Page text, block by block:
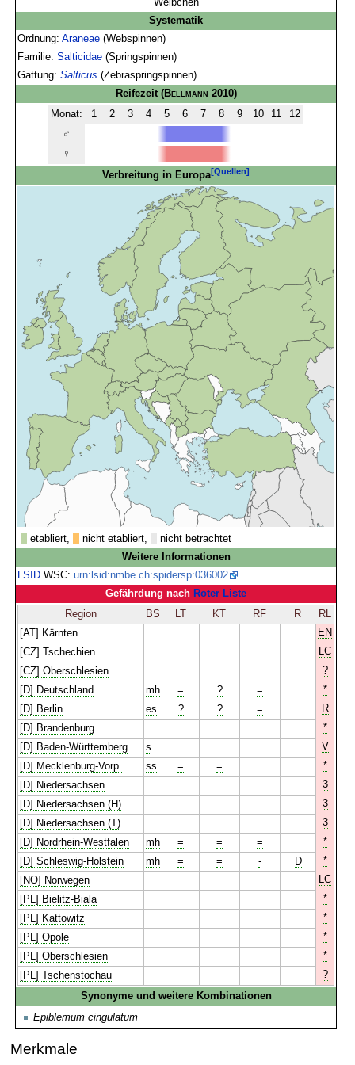
Systematik
Ordnung:Araneae (Webspinnen)
Familie:Salticidae (Springspinnen)
Gattung:Salticus (Zebraspringspinnen)
Reifezeit (Bellmann 2010)
Monat:
1 2 3 4 5 6 7 8 9 10 11
12
♂
♀
Verbreitung in Europa[Quellen]
etabliert, nicht etabliert,
nicht betrachtet
Weitere Informationen
LSID WSC:urn:lsid:nmbe.ch:spidersp:036002
Gefährdung nach Roter Liste
Region
BS LT KT RF R
RL
[AT] Kärnten
EN
[CZ] Tschechien
LC
[CZ] Oberschlesien
?
[D] Deutschland
mh = ? =
*
[D] Berlin
es ? ? =
R
[D] Brandenburg
*
[D] Baden-Württemberg
s
V
[D] Mecklenburg-Vorp.
ss = =
*
[D] Niedersachsen
3
[D] Niedersachsen (H)
3
[D] Niedersachsen (T)
3
[D] Nordrhein-Westfalen
mh = = =
*
[D] Schleswig-Holstein
mh = = - D
*
[NO] Norwegen
LC
[PL] Bielitz-Biala
*
[PL] Kattowitz
*
[PL] Opole
*
[PL] Oberschlesien
*
[PL] Tschenstochau
?
Synonyme und weitere Kombinationen
Epiblemum cingulatum
Merkmale